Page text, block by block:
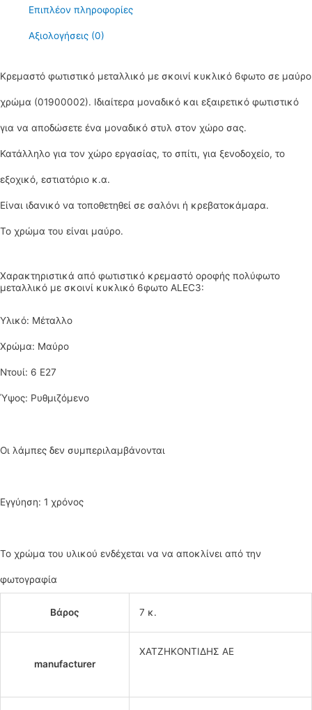
Επιπλέον πληροφορίες
Αξιολογήσεις (0)
Κρεμαστό φωτιστικό μεταλλικό με σκοινί κυκλικό 6φωτο σε μαύρο
χρώμα (01900002). Ιδιαίτερα μοναδικό και εξαιρετικό φωτιστικό
για να αποδώσετε ένα μοναδικό στυλ στον χώρο σας.
Κατάλληλο για τον χώρο εργασίας, το σπίτι, για ξενοδοχείο, το
εξοχικό, εστιατόριο κ.α.
Είναι ιδανικό να τοποθετηθεί σε σαλόνι ή κρεβατοκάμαρα.
Το χρώμα του είναι μαύρο.
Χαρακτηριστικά από φωτιστικό κρεμαστό οροφής πολύφωτο
μεταλλικό με σκοινί κυκλικό 6φωτο ALEC3:
Υλικό: Μέταλλο
Χρώμα: Μαύρο
Ντουί: 6 Ε27
Ύψος: Ρυθμιζόμενο
Οι λάμπες δεν συμπεριλαμβάνονται
Εγγύηση: 1 χρόνος
Το χρώμα του υλικού ενδέχεται να να αποκλίνει από την
φωτογραφία
Βάρος 7 κ.
manufacturer
ΧΑΤΖΗΚΟΝΤΙΔΗΣ ΑΕ